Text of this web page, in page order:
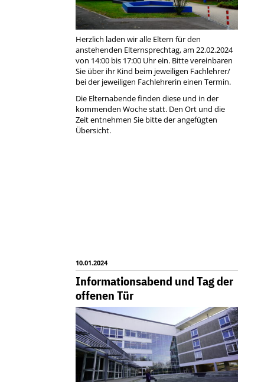
Herzlich laden wir alle Eltern für den
anstehenden Elternsprechtag, am 22.02.2024
von 14:00 bis 17:00 Uhr ein. Bitte vereinbaren
Sie über ihr Kind beim jeweiligen Fachlehrer/
bei der jeweiligen Fachlehrerin einen Termin.
Die Elternabende finden diese und in der
kommenden Woche statt. Den Ort und die
Zeit entnehmen Sie bitte der angefügten
Übersicht.
10.01.2024
Informationsabend und Tag der
offenen Tür